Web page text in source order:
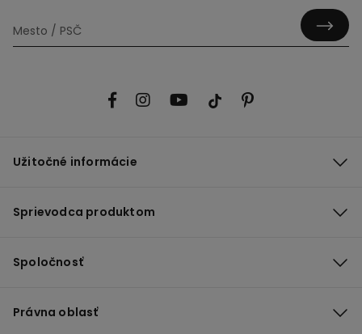
Užitočné informácie
Sprievodca produktom
Spoločnosť
Právna oblasť